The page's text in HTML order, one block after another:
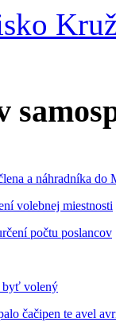
a náhradníka
volebnej miestnosti
počtu poslancov
byť volený
čačipen te avel